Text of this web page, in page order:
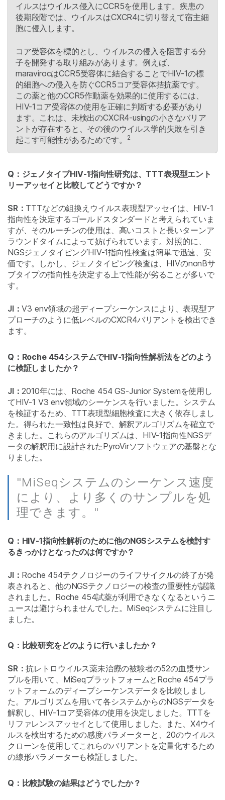
イルスはウイルス侵入にCCR5を使用します。疾患の
後期段階では、ウイルスはCXCR4に切り替えて宿主細
胞に侵入します。
コア受容体を標的とし、ウイルスの侵入を阻害する分
子を開発する取り組みがあります。例えば、
maravirocはCCR5受容体に結合することでHIV-1の標
的細胞への侵入を防ぐCCR5コア受容体拮抗薬です。
この薬と他のCCR5作動薬を効果的に使用するには、
HIV-1コア受容体の使用を正確に判断する必要があり
ます。これは、未検出のCXCR4-usingの小さなバリア
ントが存在すると、その後のウイルス学的失敗を引き
起こす可能性があるためです。
2
Q：ジェノタイプHIV-1指向性研究は、TTT表現型エント
リーアッセイと比較してどうですか？
SR： TTTなどの組換えウイルス表現型アッセイは、HIV-1
指向性を決定するゴールドスタンダードと考えられていま
すが、そのルーチンの使用は、高いコストと長いターンア
ラウンドタイムによって妨げられています。対照的に、
NGSジェノタイピングHIV-1指向性検査は簡単で迅速、安
価です。しかし、ジェノタイピング検査は、HIVのnonBサ
ブタイプの指向性を決定する上で性能が劣ることが多いで
す。
JI：V3 env領域の超ディープシーケンスにより、表現型ア
プローチのように低レベルのCXCR4バリアントを検出でき
ます。
Q：Roche 454システムでHIV-1指向性解析法をどのよう
に検証しましたか？
JI： 2010年には、Roche 454 GS-Junior Systemを使用し
てHIV-1 V3 env領域のシーケンスを行いました。システム
を検証するため、TTT表現型細胞検査に大きく依存しまし
た。得られた一致性は良好で、解釈アルゴリズムを確立で
きました。これらのアルゴリズムは、HIV-1指向性NGSデ
ータの解釈用に設計されたPyroVirソフトウェアの基盤とな
りました。
"MiSeqシステムのシーケンス速度
により、より多くのサンプルを処
理できます。"
Q：HIV-1指向性解析のために他のNGSシステムを検討す
るきっかけとなったのは何ですか？
JI： Roche 454テクノロジーのライフサイクルの終了が発
表されると、他のNGSテクノロジーの検査の重要性が認識
されました。Roche 454試薬が利用できなくなるというニ
ュースは避けられませんでした。MiSeqシステムに注目し
ました。
Q：比較研究をどのように行いましたか？
SR：抗レトロウイルス薬未治療の被験者の52の血漿サン
プルを用いて、MiSeqプラットフォームとRoche 454プラ
ットフォームのディープシーケンスデータを比較しまし
た。アルゴリズムを用いて各システムからのNGSデータを
解釈し、HIV-1コア受容体の使用を決定しました。TTTを
リファレンスアッセイとして使用しました。また、X4ウイ
ルスを検出するための感度パラメーターと、20のウイルス
クローンを使用してこれらのバリアントを定量化するため
の線形パラメーターも検証しました。
Q：比較試験の結果はどうでしたか？